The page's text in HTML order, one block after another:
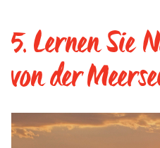
5. Lernen Sie
von der